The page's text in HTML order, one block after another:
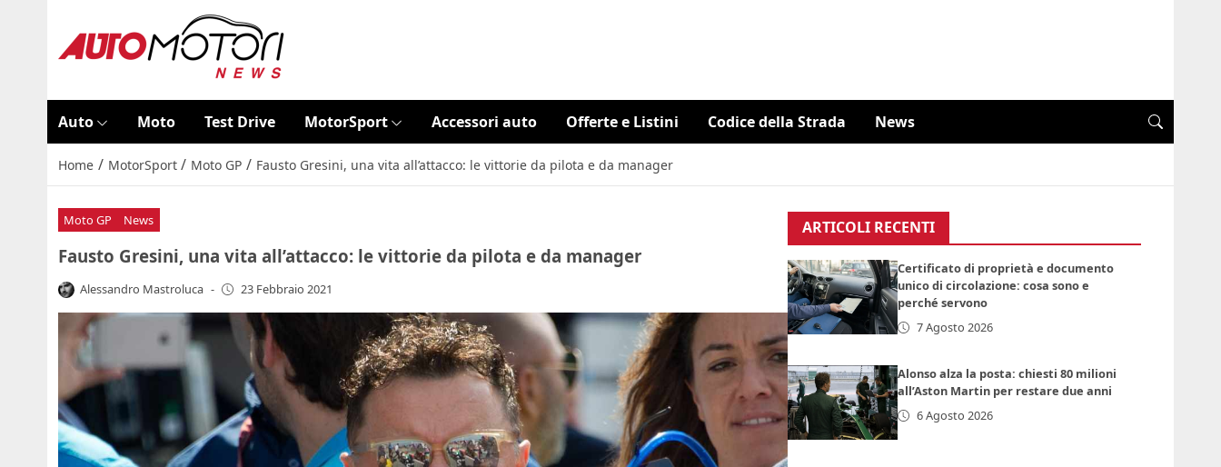
Auto Moto Test Drive MotorSport Accessori auto Offerte e Listini Codice della Strada News
Home / MotorSport / Moto GP / Fausto Gresini, una vita all’attacco: le vittorie da pilota e da manager
Moto GP News
Fausto Gresini, una vita all’attacco: le vittorie da pilota e da manager
Alessandro Mastroluca - 23 Febbraio 2021
ARTICOLI RECENTI
Certificato di proprietà e documento
unico di circolazione: cosa sono e
perché servono
7 Agosto 2026
Alonso alza la posta: chiesti 80 milioni
all’Aston Martin per restare due anni
6 Agosto 2026